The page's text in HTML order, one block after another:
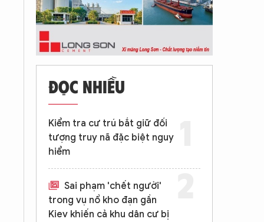
ĐỌC NHIỀU
Kiểm tra cư trú bắt giữ đối
tượng truy nã đặc biệt nguy
hiểm
Sai phạm 'chết người'
trong vụ nổ kho đạn gần
Kiev khiến cả khu dân cư bị